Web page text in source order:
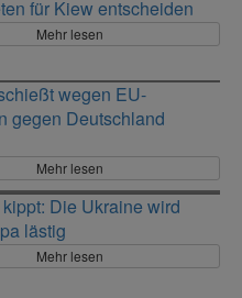
für Kiew entscheiden
Mehr lesen
wegen EU-
gegen Deutschland
Mehr lesen
Die Ukraine wird
lästig
Mehr lesen